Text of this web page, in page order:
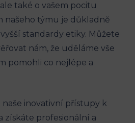
také o‌ vašem pocitu
našeho týmu ⁣je důkladně⁣
standardy etiky. Můžete
⁤nám,⁤ že uděláme vše
​pomohli co nejlépe a
naše ‌inovativní přístupy k
získáte profesionální a